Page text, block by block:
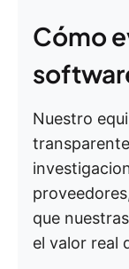
Cómo
Nuestro
que
el valor real